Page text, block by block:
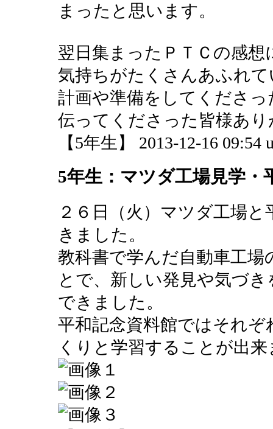
まったと思います。
翌日集まったＰＴＣの感
気持ちがたくさんあふれ
計画や準備をしてくださ
伝ってくださった皆様あ
【5年生】 2013-12-16 09:54
5年生：マツダ工場見学・
２６日（火）マツダ工場
きました。
教科書で学んだ自動車工
とで、新しい発見や気づ
できました。
平和記念資料館ではそれ
くりと学習することが出